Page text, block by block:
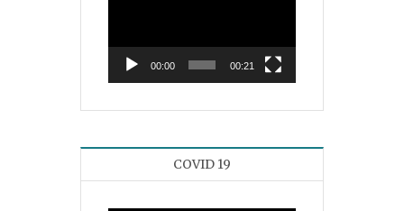
00:00 00:21
COVID 19